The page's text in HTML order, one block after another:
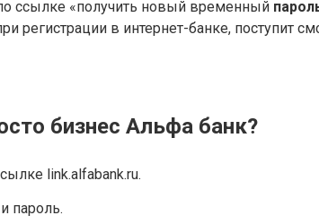
ссылке «получить новый временный
регистрации в интернет-банке, поступит
бизнес Альфа банк?
link.alfabank.ru.
пароль.